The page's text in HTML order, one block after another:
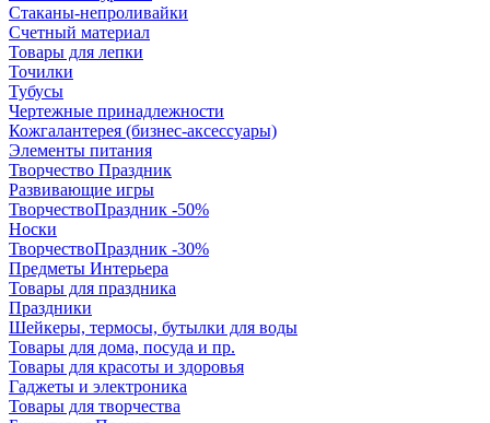
Стаканы-непроливайки
Счетный материал
Товары для лепки
Точилки
Тубусы
Чертежные принадлежности
Кожгалантерея (бизнес-аксессуары)
Элементы питания
Творчество Праздник
Развивающие игры
ТворчествоПраздник -50%
Носки
ТворчествоПраздник -30%
Предметы Интерьера
Товары для праздника
Праздники
Шейкеры, термосы, бутылки для воды
Товары для дома, посуда и пр.
Товары для красоты и здоровья
Гаджеты и электроника
Товары для творчества